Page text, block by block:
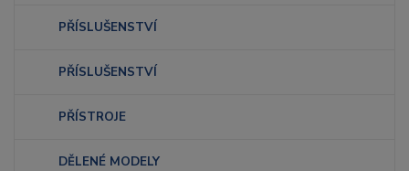
PŘÍSLUŠENSTVÍ
PŘÍSLUŠENSTVÍ
PŘÍSTROJE
DĚLENÉ MODELY